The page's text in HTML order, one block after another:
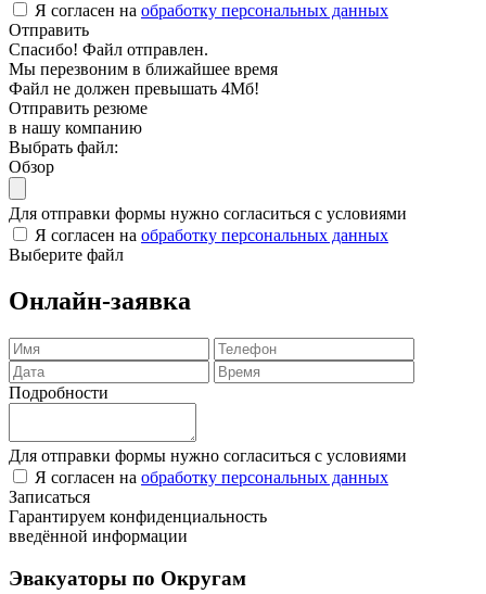
Я согласен на обработку персональных данных
Отправить
Спасибо! Файл отправлен.
Мы перезвоним в ближайшее время
Файл не должен превышать 4Мб!
Отправить резюме
в нашу компанию
Выбрать файл:
Обзор
Для отправки формы нужно согласиться с условиями
Я согласен на обработку персональных данных
Выберите файл
Онлайн-заявка
Подробности
Для отправки формы нужно согласиться с условиями
Я согласен на обработку персональных данных
Записаться
Гарантируем конфиденциальность
введённой информации
Эвакуаторы по Округам